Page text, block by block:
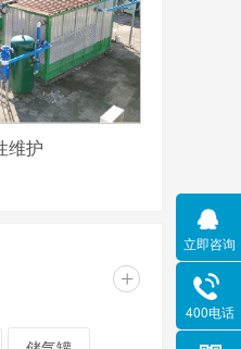
维护
+
立即咨询
400电话